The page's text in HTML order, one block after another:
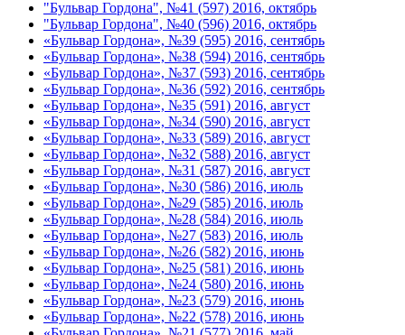
"Бульвар Гордона", №41 (597) 2016, октябрь
"Бульвар Гордона", №40 (596) 2016, октябрь
«Бульвар Гордона», №39 (595) 2016, сентябрь
«Бульвар Гордона», №38 (594) 2016, сентябрь
«Бульвар Гордона», №37 (593) 2016, сентябрь
«Бульвар Гордона», №36 (592) 2016, сентябрь
«Бульвар Гордона», №35 (591) 2016, август
«Бульвар Гордона», №34 (590) 2016, август
«Бульвар Гордона», №33 (589) 2016, август
«Бульвар Гордона», №32 (588) 2016, август
«Бульвар Гордона», №31 (587) 2016, август
«Бульвар Гордона», №30 (586) 2016, июль
«Бульвар Гордона», №29 (585) 2016, июль
«Бульвар Гордона», №28 (584) 2016, июль
«Бульвар Гордона», №27 (583) 2016, июль
«Бульвар Гордона», №26 (582) 2016, июнь
«Бульвар Гордона», №25 (581) 2016, июнь
«Бульвар Гордона», №24 (580) 2016, июнь
«Бульвар Гордона», №23 (579) 2016, июнь
«Бульвар Гордона», №22 (578) 2016, июнь